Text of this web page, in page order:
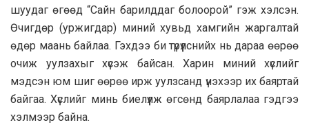
шуудаг өгөөд “Сайн барилддаг болоорой” гэж хэлсэн.
Өчигдөр (уржигдар) миний хувьд хамгийн жаргалтай
өдөр маань байлаа. Гэхдээ би түрүүлснийх нь дараа өөрөө
очиж уулзахыг хүсэж байсан. Харин миний хүслийг
мэдсэн юм шиг өөрөө ирж уулзсанд үнэхээр их баяртай
байгаа. Хүслийг минь биелүүлж өгсөнд баярлалаа гэдгээ
хэлмээр байна.